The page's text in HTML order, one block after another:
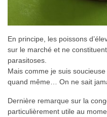
En principe, les poissons
sur le marché et ne
parasitoses.
Mais comme je suis
quand même… On ne sait
Dernière remarque sur la
particulièrement utile au